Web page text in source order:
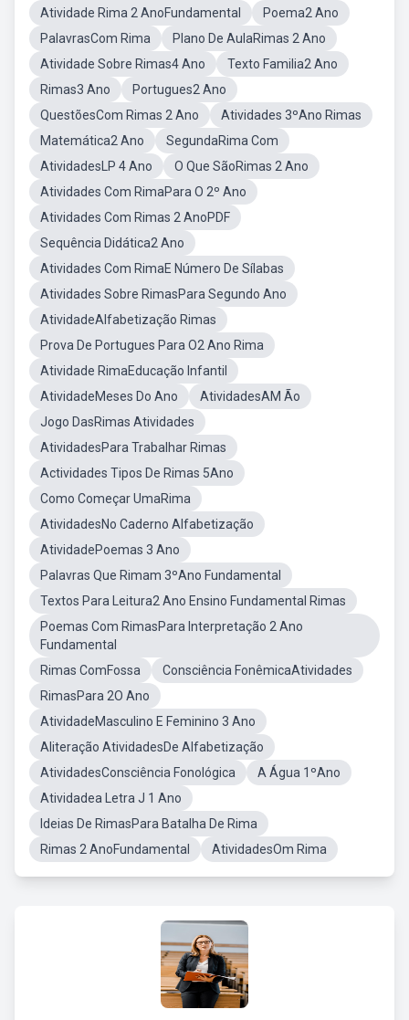
Atividade Rima 2 AnoFundamental
Poema2 Ano
PalavrasCom Rima
Plano De AulaRimas 2 Ano
Atividade Sobre Rimas4 Ano
Texto Familia2 Ano
Rimas3 Ano
Portugues2 Ano
QuestõesCom Rimas 2 Ano
Atividades 3ºAno Rimas
Matemática2 Ano
SegundaRima Com
AtividadesLP 4 Ano
O Que SãoRimas 2 Ano
Atividades Com RimaPara O 2º Ano
Atividades Com Rimas 2 AnoPDF
Sequência Didática2 Ano
Atividades Com RimaE Número De Sílabas
Atividades Sobre RimasPara Segundo Ano
AtividadeAlfabetização Rimas
Prova De Portugues Para O2 Ano Rima
Atividade RimaEducação Infantil
AtividadeMeses Do Ano
AtividadesAM Ão
Jogo DasRimas Atividades
AtividadesPara Trabalhar Rimas
Actividades Tipos De Rimas 5Ano
Como Começar UmaRima
AtividadesNo Caderno Alfabetização
AtividadePoemas 3 Ano
Palavras Que Rimam 3ºAno Fundamental
Textos Para Leitura2 Ano Ensino Fundamental Rimas
Poemas Com RimasPara Interpretação 2 Ano
Fundamental
Rimas ComFossa
Consciência FonêmicaAtividades
RimasPara 2O Ano
AtividadeMasculino E Feminino 3 Ano
Aliteração AtividadesDe Alfabetização
AtividadesConsciência Fonológica
A Água 1ºAno
Atividadea Letra J 1 Ano
Ideias De RimasPara Batalha De Rima
Rimas 2 AnoFundamental
AtividadesOm Rima